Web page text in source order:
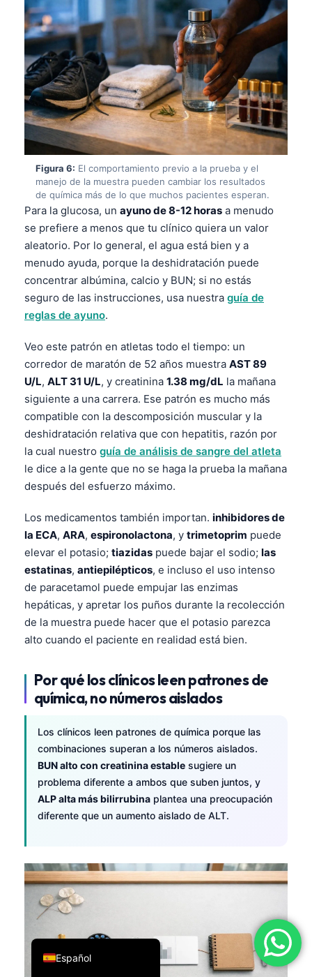
Figura 6: El comportamiento previo a la prueba y el
manejo de la muestra pueden cambiar los resultados
de química más de lo que muchos pacientes esperan.
Para la glucosa, un ayuno de 8-12 horas a menudo
se prefiere a menos que tu clínico quiera un valor
aleatorio. Por lo general, el agua está bien y a
menudo ayuda, porque la deshidratación puede
concentrar albúmina, calcio y BUN; si no estás
seguro de las instrucciones, usa nuestra guía de
reglas de ayuno.
Veo este patrón en atletas todo el tiempo: un
corredor de maratón de 52 años muestra AST 89
U/L, ALT 31 U/L, y creatinina 1.38 mg/dL la mañana
siguiente a una carrera. Ese patrón es mucho más
compatible con la descomposición muscular y la
deshidratación relativa que con hepatitis, razón por
la cual nuestro guía de análisis de sangre del atleta
le dice a la gente que no se haga la prueba la mañana
después del esfuerzo máximo.
Los medicamentos también importan. inhibidores de
la ECA, ARA, espironolactona, y trimetoprim puede
elevar el potasio; tiazidas puede bajar el sodio; las
estatinas, antiepilépticos, e incluso el uso intenso
de paracetamol puede empujar las enzimas
hepáticas, y apretar los puños durante la recolección
de la muestra puede hacer que el potasio parezca
alto cuando el paciente en realidad está bien.
Por qué los clínicos leen patrones de
química, no números aislados
Los clínicos leen patrones de química porque las
combinaciones superan a los números aislados.
BUN alto con creatinina estable sugiere un
problema diferente a ambos que suben juntos, y
ALP alta más bilirrubina plantea una preocupación
diferente que un aumento aislado de ALT.
Español
English
Deutsch
العربية
Français
Italiano
Português
Ελληνικά
Türkçe
Română
简体中文
فارسی
Dansk
Nederlands
हिन्दी
Bahasa Indonesia
Հայերեն
Íslenska
Svenska
Bosanski
Azərbaycan dili
Eesti
日本語
Čeština
Русский
Polski
한국어
Slovenščina
Magyar
Shqip
বাংলা
اردو
मराठी
తెలుగు
தமிழ்
ગુજરાતી
ಕನ್ನಡ